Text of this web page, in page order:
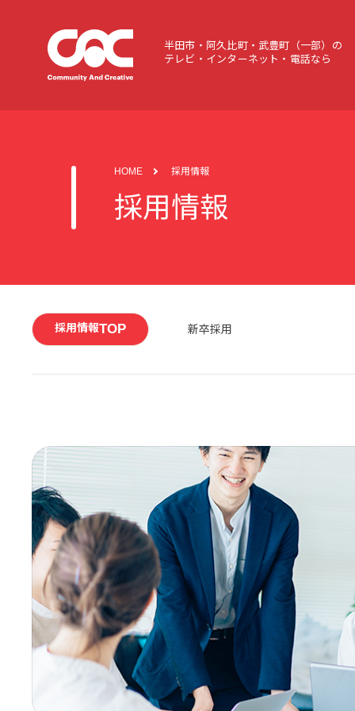
半田市・阿久比町・武豊町（一部）の
テレビ・インターネット・電話なら
HOME 採用情報
採用情報
採用情報TOP 新卒採用